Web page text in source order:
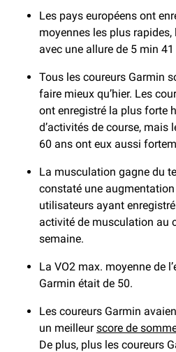
Les pays européens ont
moyennes les plus rapides,
avec une allure de 5 min
Tous les coureurs Garmin
faire mieux qu’hier. Les
ont enregistré la plus forte
d’activités de course, mais
60 ans ont eux aussi
La musculation gagne du
constaté une augmentation
utilisateurs ayant
activité de musculation au
semaine.
La VO2 max. moyenne de
Garmin était de 50.
Les coureurs Garmin
un meilleurscore de
De plus, plus les coureurs